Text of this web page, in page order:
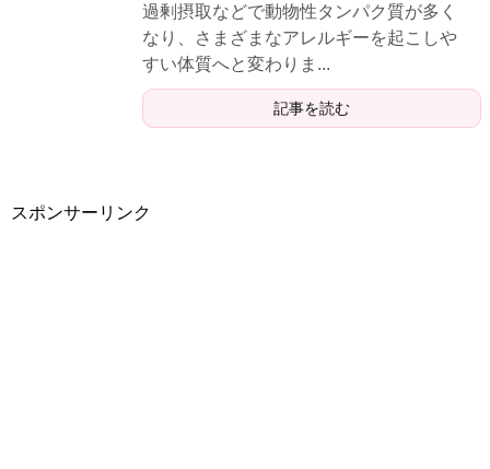
過剰摂取などで動物性タンパク質が多く
なり、さまざまなアレルギーを起こしや
すい体質へと変わりま...
記事を読む
スポンサーリンク